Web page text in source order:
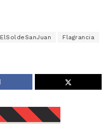
ElSoldeSanJuan Flagrancia